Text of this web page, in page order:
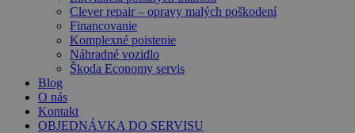
Clever repair – opravy malých poškodení
Financovanie
Komplexné poistenie
Náhradné vozidlo
Škoda Economy servis
Blog
O nás
Kontakt
OBJEDNÁVKA DO SERVISU